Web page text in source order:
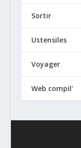
Sortir
Ustensiles
Voyager
Web compil'